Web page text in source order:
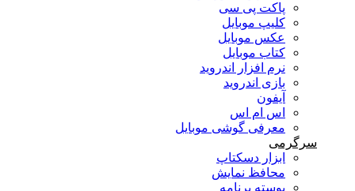
پاکت پی سی
کلیپ موبایل
عکس موبایل
کتاب موبایل
نرم افزار اندروید
بازی اندروید
آیفون
اس ام اس
معرفی گوشی موبایل
سرگرمی
ابزار دسکتاپ
محافظ نمایش
پوسته برنامه